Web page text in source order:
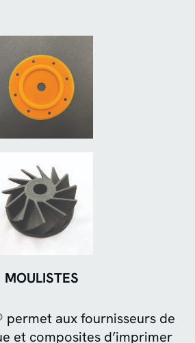
MOULISTES
permet aux fournisseurs de
et composites d’imprimer